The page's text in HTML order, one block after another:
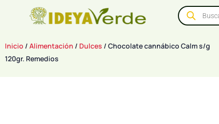
Inicio / Alimentación / Dulces / Chocolate cannábico Calm s/g
120gr. Remedios